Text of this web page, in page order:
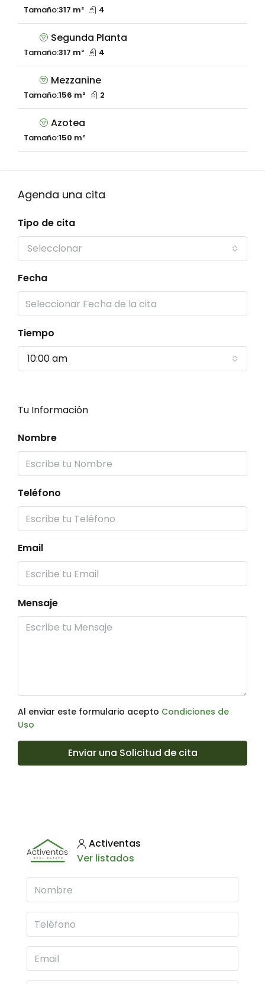
Tamaño:317 m² 4
Segunda Planta
Tamaño:317 m² 4
Mezzanine
Tamaño:156 m² 2
Azotea
Tamaño:150 m²
Agenda una cita
Tipo de cita
Seleccionar
Fecha
Tiempo
10:00 am
Tu Información
Nombre
Teléfono
Email
Mensaje
Al enviar este formulario acepto Condiciones de
Uso
Enviar una Solicitud de cita
Activentas
Ver listados